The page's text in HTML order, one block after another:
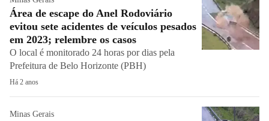
Área de escape do Anel Rodoviário
evitou sete acidentes de veículos pesados
em 2023; relembre os casos
O local é monitorado 24 horas por dias pela
Prefeitura de Belo Horizonte (PBH)
Há 2 anos
Minas Gerais